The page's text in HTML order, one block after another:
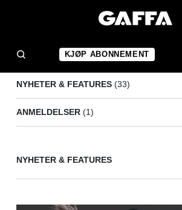
KJØP ABONNEMENT
NYHETER & FEATURES (33)
ANMELDELSER (1)
NYHETER & FEATURES